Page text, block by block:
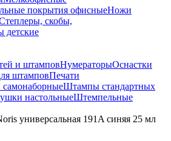
покрытия офисныеНожи
скобы,
и штамповНумераторыОснастки
штамповПечати
Штампы стандартных
настольныеШтемпельные
универсальная 191A синяя 25 мл